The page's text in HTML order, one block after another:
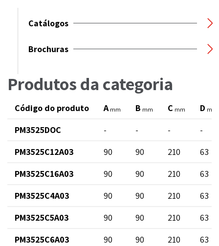
Catálogos
Brochuras
Produtos da categoria
Código do produto A mm B mm C mm D mm
PM3525DOC - - -
-
PM3525C12A03
90 90 210
63
PM3525C16A03
90 90 210
63
PM3525C4A03
90 90 210
63
PM3525C5A03
90 90 210
63
PM3525C6A03
90 90 210
63